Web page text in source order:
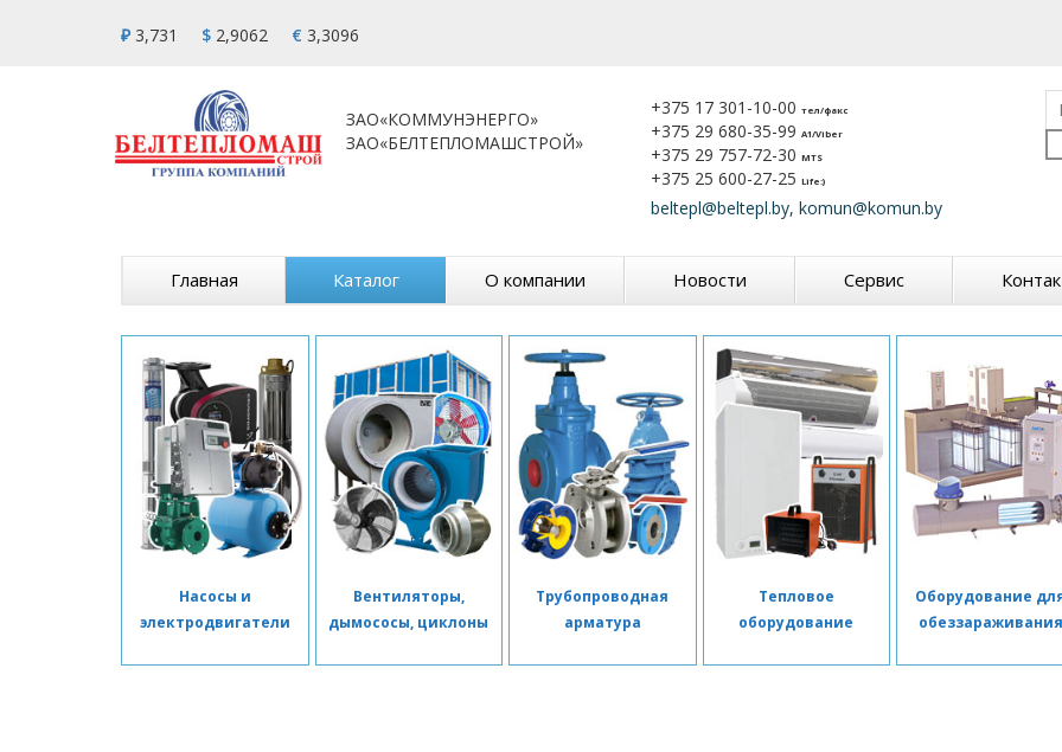
₽ 3,731 $ 2,9062 € 3,3096
ЗАО«КОММУНЭНЕРГО»
ЗАО«БЕЛТЕПЛОМАШСТРОЙ»
+375 17 301-10-00 тел/факс
+375 29 680-35-99 A1/Viber
+375 29 757-72-30 MTS
+375 25 600-27-25 Life:)
beltepl@beltepl.by, komun@komun.by
Главная Каталог О компании Новости Сервис
Насосы и
электродвигатели
Вентиляторы,
дымососы, циклоны
Трубопроводная
арматура
Тепловое
оборудование
Оборудование
обеззараживания